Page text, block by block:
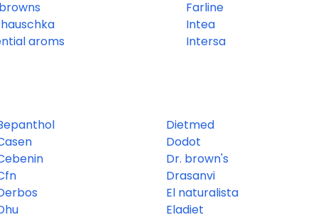
aroms
Farline
Intea
Intersa
Dietmed
Dodot
Dr. brown's
Drasanvi
El naturalista
Eladiet